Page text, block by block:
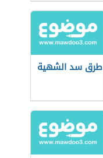
طرق سد الشهية